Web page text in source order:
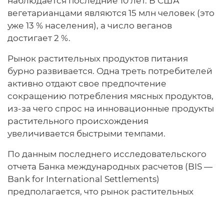
вегетарианцами являются 15 млн человек (это
уже 13 % населения), а число веганов
достигает 2 %.
Рынок растительных продуктов питания
бурно развивается. Одна треть потребителей
активно отдают свое предпочтение
сокращению потребления мясных продуктов,
из-за чего спрос на инновационные продукты
растительного происхождения
увеличивается быстрыми темпами.
По данным последнего исследовательского
отчета Банка международных расчетов (BIS —
Bank for International Settlements)
предполагается, что рынок растительных